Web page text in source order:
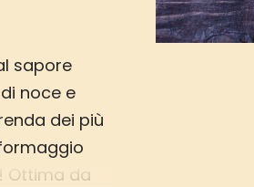
sapore
noce e
dei più
Ottima da